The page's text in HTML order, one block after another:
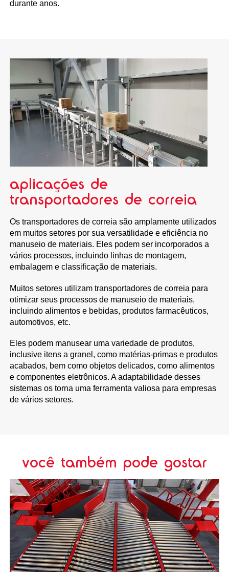
durante anos.
aplicações de
transportadores de correia
Os transportadores de correia são amplamente utilizados
em muitos setores por sua versatilidade e eficiência no
manuseio de materiais. Eles podem ser incorporados a
vários processos, incluindo linhas de montagem,
embalagem e classificação de materiais.
Muitos setores utilizam transportadores de correia para
otimizar seus processos de manuseio de materiais,
incluindo alimentos e bebidas, produtos farmacêuticos,
automotivos, etc.
Eles podem manusear uma variedade de produtos,
inclusive itens a granel, como matérias-primas e produtos
acabados, bem como objetos delicados, como alimentos
e componentes eletrônicos. A adaptabilidade desses
sistemas os torna uma ferramenta valiosa para empresas
de vários setores.
você também pode gostar